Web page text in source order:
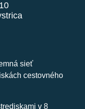
sieť
cestovného
v 8